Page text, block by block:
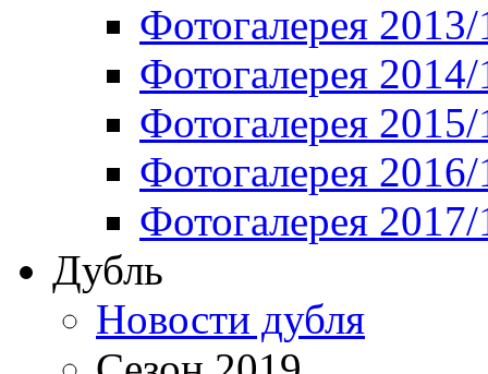
Фотогалерея
Фотогалерея
Фотогалерея
Фотогалерея
Фотогалерея
Дубль
Новости дубля